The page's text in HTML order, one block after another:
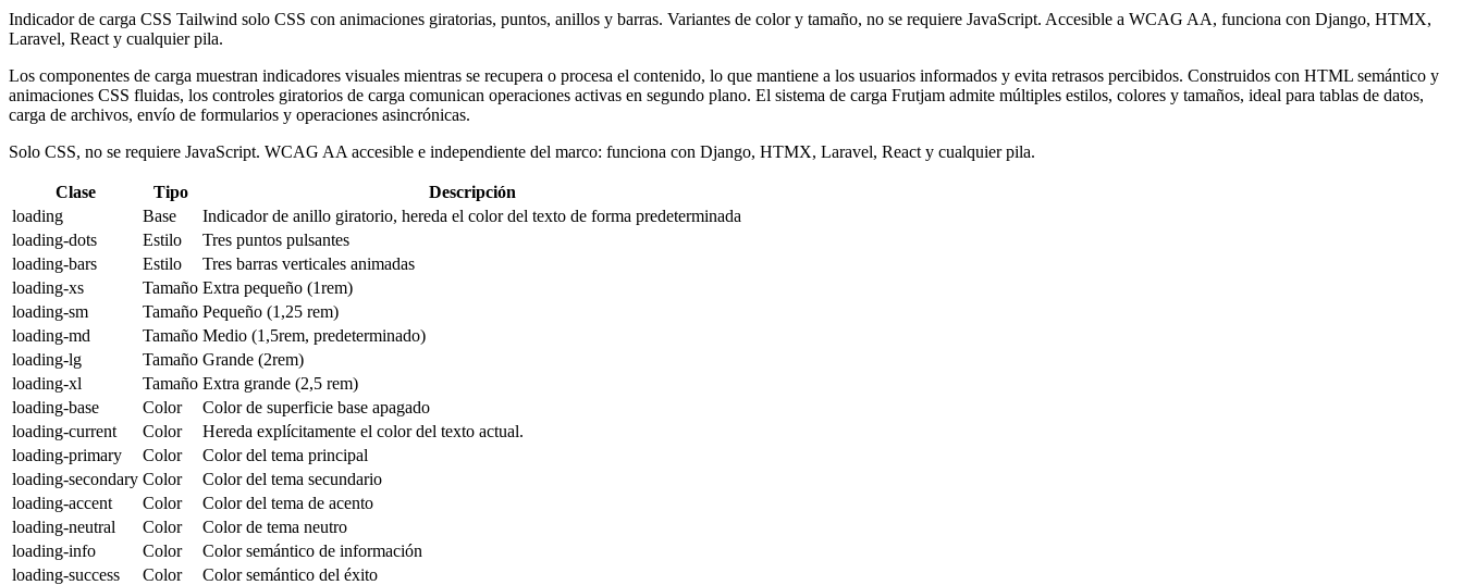
Indicador de carga CSS Tailwind solo CSS con animaciones giratorias, puntos, anillos y barras. Variantes de color y tamaño, no se requiere JavaScript. Accesible a WCAG AA, funciona con Django, HTMX,
Laravel, React y cualquier pila.
Los componentes de carga muestran indicadores visuales mientras se recupera o procesa el contenido, lo que mantiene a los usuarios informados y evita retrasos percibidos. Construidos con HTML semántico y
animaciones CSS fluidas, los controles giratorios de carga comunican operaciones activas en segundo plano. El sistema de carga Frutjam admite múltiples estilos, colores y tamaños, ideal para tablas de datos,
carga de archivos, envío de formularios y operaciones asincrónicas.
Solo CSS, no se requiere JavaScript. WCAG AA accesible e independiente del marco: funciona con Django, HTMX, Laravel, React y cualquier pila.
Clase Tipo
Descripción
loading
Base
Indicador de anillo giratorio, hereda el color del texto de forma predeterminada
loading-dots
Estilo
Tres puntos pulsantes
loading-bars
Estilo
Tres barras verticales animadas
loading-xs
Tamaño Extra pequeño (1rem)
loading-sm
Tamaño Pequeño (1,25 rem)
loading-md
Tamaño Medio (1,5rem, predeterminado)
loading-lg
Tamaño Grande (2rem)
loading-xl
Tamaño Extra grande (2,5 rem)
loading-base
Color
Color de superficie base apagado
loading-current
Color
Hereda explícitamente el color del texto actual.
loading-primary
Color
Color del tema principal
loading-secondary Color
Color del tema secundario
loading-accent
Color
Color del tema de acento
loading-neutral
Color
Color de tema neutro
loading-info
Color
Color semántico de información
loading-success
Color
Color semántico del éxito